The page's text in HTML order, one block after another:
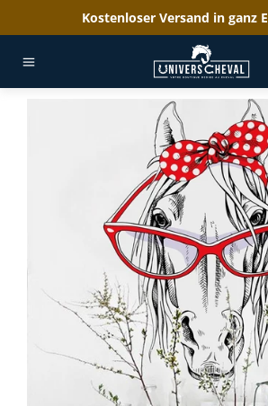
Kostenloser Versand in ganz
WILLKOMMEN WANDTATTOO VINTAGE